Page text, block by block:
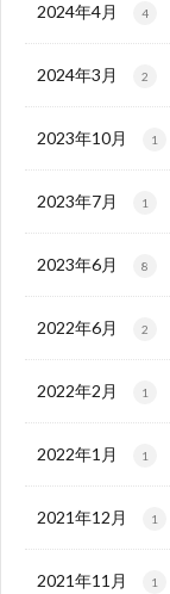
2024年4月 4
2024年3月 2
2023年10月 1
2023年7月 1
2023年6月 8
2022年6月 2
2022年2月 1
2022年1月 1
2021年12月 1
2021年11月 1